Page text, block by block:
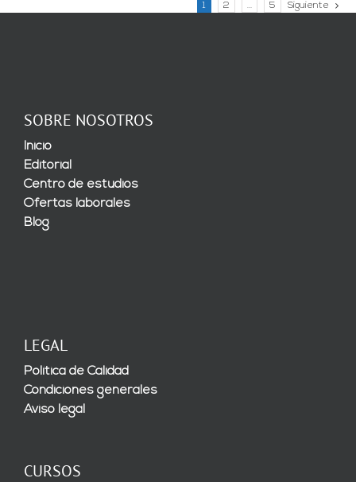
1 2 … 5 Siguiente
SOBRE NOSOTROS
Inicio
Editorial
Centro de estudios
Ofertas laborales
Blog
LEGAL
Política de Calidad
Condiciones generales
Aviso legal
CURSOS